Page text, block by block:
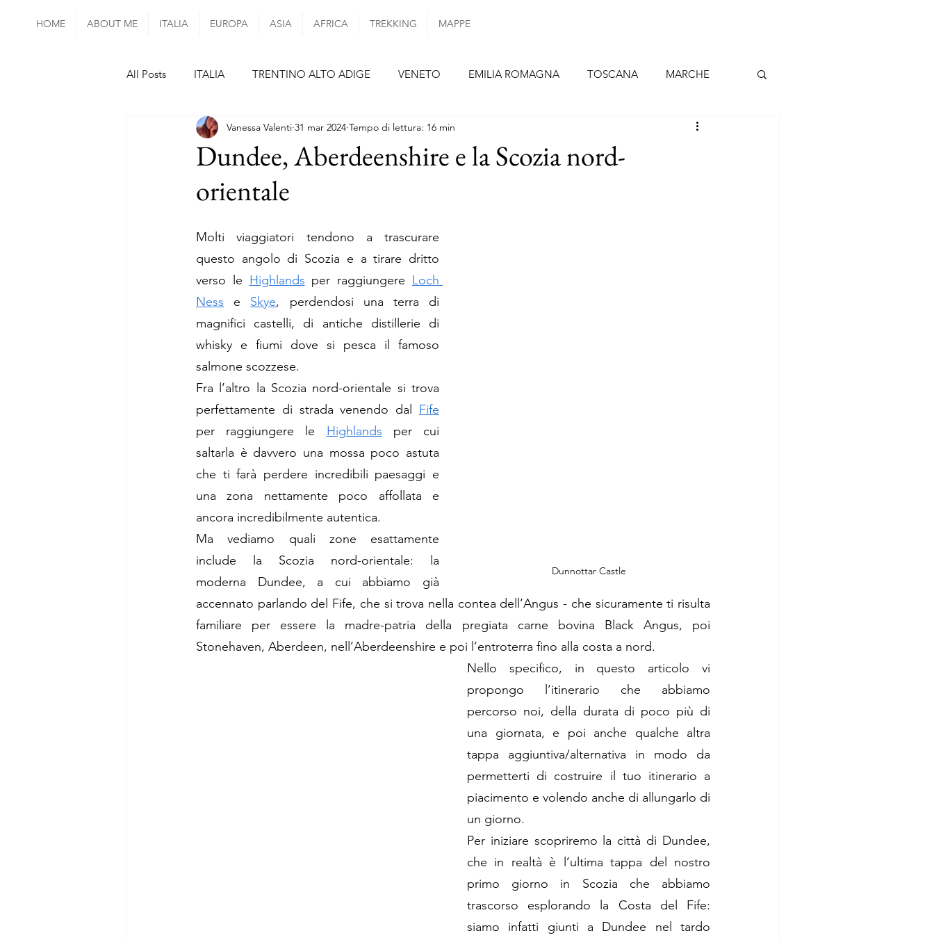
HOME ABOUT ME ITALIA EUROPA ASIA AFRICA TREKKING MAPPE
All Posts ITALIA TRENTINO ALTO ADIGE VENETO EMILIA ROMAGNA TOSCANA MARCHE
ABRUZZO UMBRIA LAZIO CAMPANIA PUGLIA BARCELLONA
FORMENTERA
ISOLE AZZORRE MADEIRA FRANCIA PARIGI
DANIMARCA UNGHERIA REPUBBLICA CECA
Dundee, Aberdeenshire e la Scozia nord-
orientale
Vanessa Valenti 31 mar 2024 Tempo di lettura: 16 min
Dunnottar Castle
Molti viaggiatori tendono a trascurare
questo angolo di Scozia e a tirare dritto
verso le Highlands per raggiungere Loch
Ness e Skye, perdendosi una terra di
magnifici castelli, di antiche distillerie di
whisky e fiumi dove si pesca il famoso
salmone scozzese.
Fra l’altro la Scozia nord-orientale si trova
perfettamente di strada venendo dal Fife
per raggiungere le Highlands per cui
saltarla è davvero una mossa poco astuta
che ti farà perdere incredibili paesaggi e
una zona nettamente poco affollata e
ancora incredibilmente autentica.
Ma vediamo quali zone esattamente
include la Scozia nord-orientale: la
moderna Dundee, a cui abbiamo già
accennato parlando del Fife, che si trova nella contea dell’Angus - che sicuramente ti risulta
familiare per essere la madre-patria della pregiata carne bovina Black Angus, poi
Stonehaven, Aberdeen, nell’Aberdeenshire e poi l’entroterra fino alla costa a nord.
Nello specifico, in questo articolo vi
propongo l’itinerario che abbiamo
percorso noi, della durata di poco più di
una giornata, e poi anche qualche altra
tappa aggiuntiva/alternativa in modo da
permetterti di costruire il tuo itinerario a
piacimento e volendo anche di allungarlo di
un giorno.
Per iniziare scopriremo la città di Dundee,
che in realtà è l’ultima tappa del nostro
primo giorno in Scozia che abbiamo
trascorso esplorando la Costa del Fife:
siamo infatti giunti a Dundee nel tardo